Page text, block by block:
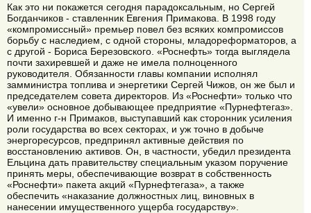
Как это ни покажется сегодня парадоксальным, но Сергей
Богданчиков - ставленник Евгения Примакова. В 1998 году
«компромиссный» премьер повел без всяких компромиссов
борьбу с наследием, с одной стороны, младореформаторов, а
с другой - Бориса Березовского. «Роснефть» тогда выглядела
почти захиревшей и даже не имела полноценного
руководителя. Обязанности главы компании исполнял
замминистра топлива и энергетики Сергей Чижов, он же был и
председателем совета директоров. Из «Роснефти» только что
«увели» основное добывающее предприятие «Пурнефтегаз».
И именно г-н Примаков, выступавший как сторонник усиления
роли государства во всех секторах, и уж точно в добыче
энергоресурсов, предпринял активные действия по
восстановлению активов. Он, в частности, убедил президента
Ельцина дать правительству специальным указом поручение
принять меры, обеспечивающие возврат в собственность
«Роснефти» пакета акций «Пурнефтегаза», а также
обеспечить «наказание должностных лиц, виновных в
нанесении имущественного ущерба государству».